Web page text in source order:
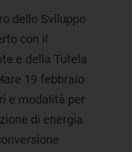
dello Sviluppo
con il
e della Tutela
19 febbraio
e modalità per
di energia